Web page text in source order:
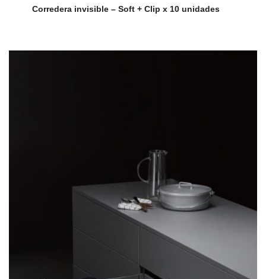
Corredera invisible – Soft + Clip x 10 unidades